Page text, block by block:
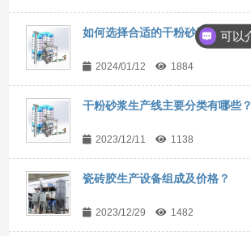
如何选择合适的干粉砂浆储罐？
2024/01/12 1884
干粉砂浆生产线主要分类有哪些？
2023/12/11 1138
瓷砖胶生产设备组成及价格？
2023/12/29 1482